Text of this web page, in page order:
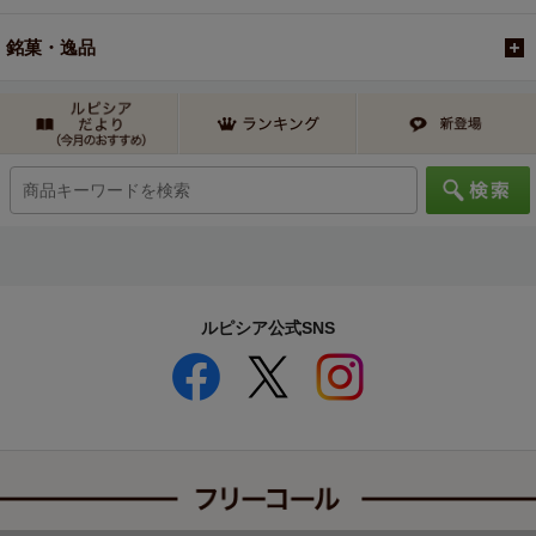
銘菓・逸品
ルピシア公式SNS